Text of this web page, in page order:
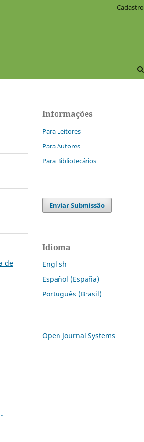
Cadastro
de
Informações
Para Leitores
Para Autores
Para Bibliotecários
Enviar Submissão
Idioma
English
Español (España)
Português (Brasil)
Open Journal Systems